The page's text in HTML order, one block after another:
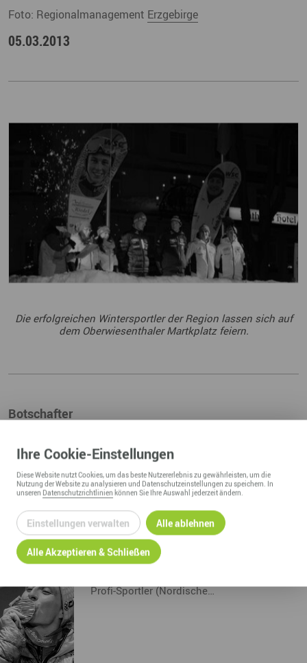
Foto: Regionalmanagement Erzgebirge
05.03.2013
Die erfolgreichen Wintersportler der Region lassen sich auf
dem Oberwiesenthaler Martkplatz feiern.
Botschafter
Profi-Sportler (Skisprung)
ZUM PROFIL
ERIC FRENZEL
Profi-Sportler (Nordische…
Ihre Cookie-Einstellungen
DieseWebsitenutzt Cookies, um das beste Nutzererlebnis zu gewährleisten, um die
Nutzung derWebsitezu analysieren und Datenschutzeinstellungen zu speichern. In
unseren Datenschutzrichtlinien können Sie Ihre Auswahl jederzeit ändern.
Einstellungen verwalten Alle ablehnen
Alle Akzeptieren & Schließen